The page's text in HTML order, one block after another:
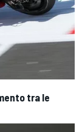
tra le